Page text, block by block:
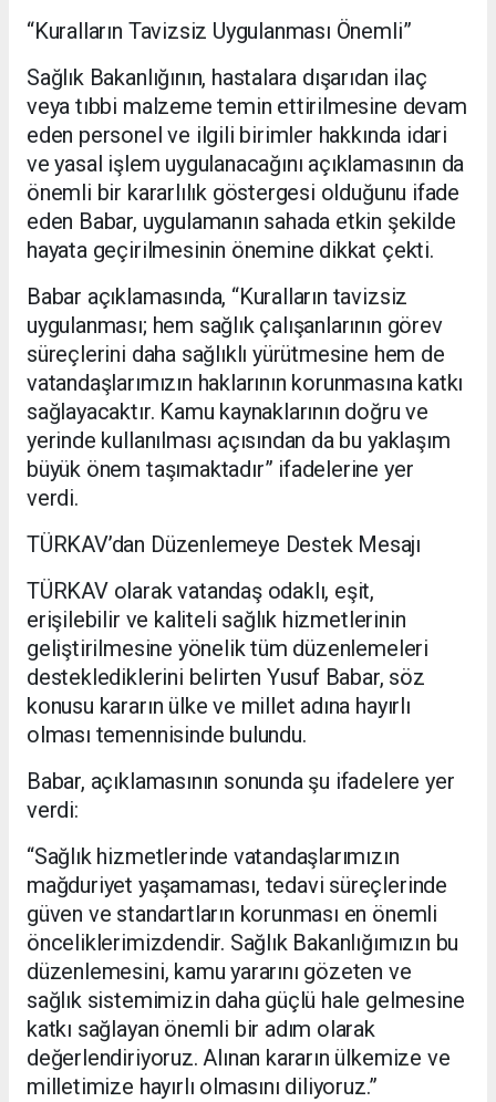
“Kuralların Tavizsiz Uygulanması Önemli”
Sağlık Bakanlığının, hastalara dışarıdan ilaç
veya tıbbi malzeme temin ettirilmesine devam
eden personel ve ilgili birimler hakkında idari
ve yasal işlem uygulanacağını açıklamasının da
önemli bir kararlılık göstergesi olduğunu ifade
eden Babar, uygulamanın sahada etkin şekilde
hayata geçirilmesinin önemine dikkat çekti.
Babar açıklamasında, “Kuralların tavizsiz
uygulanması; hem sağlık çalışanlarının görev
süreçlerini daha sağlıklı yürütmesine hem de
vatandaşlarımızın haklarının korunmasına katkı
sağlayacaktır. Kamu kaynaklarının doğru ve
yerinde kullanılması açısından da bu yaklaşım
büyük önem taşımaktadır” ifadelerine yer
verdi.
TÜRKAV’dan Düzenlemeye Destek Mesajı
TÜRKAV olarak vatandaş odaklı, eşit,
erişilebilir ve kaliteli sağlık hizmetlerinin
geliştirilmesine yönelik tüm düzenlemeleri
desteklediklerini belirten Yusuf Babar, söz
konusu kararın ülke ve millet adına hayırlı
olması temennisinde bulundu.
Babar, açıklamasının sonunda şu ifadelere yer
verdi:
“Sağlık hizmetlerinde vatandaşlarımızın
mağduriyet yaşamaması, tedavi süreçlerinde
güven ve standartların korunması en önemli
önceliklerimizdendir. Sağlık Bakanlığımızın bu
düzenlemesini, kamu yararını gözeten ve
sağlık sistemimizin daha güçlü hale gelmesine
katkı sağlayan önemli bir adım olarak
değerlendiriyoruz. Alınan kararın ülkemize ve
milletimize hayırlı olmasını diliyoruz.”